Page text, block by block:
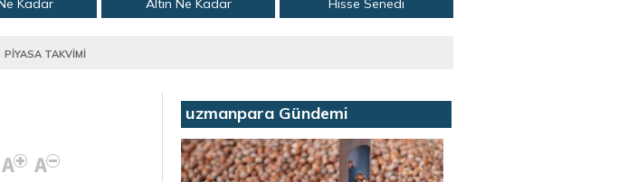
Kadar Altın Ne Kadar Hisse Senedi
PİYASA TAKVİMİ
uzmanpara Gündemi